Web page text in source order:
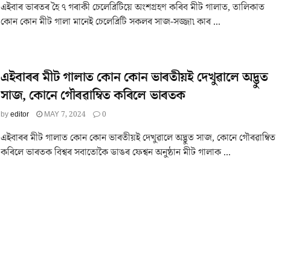
এইবাৰ ভাৰতৰ হৈ ৭ গৰাকী চেলেব্ৰিটিয়ে অংশগ্ৰহণ কৰিব মীট গালাত, তালিকাত
কোন কোন মীট গালা মানেই চেলেব্ৰিটি সকলৰ সাজ-সজ্জা৷ কাৰ ...
এইবাৰৰ মীট গালাত কোন কোন ভাৰতীয়ই দেখুৱালে অদ্ভুত
সাজ, কোনে গৌৰৱাম্বিত কৰিলে ভাৰতক
byeditor MAY 7, 2024 0
এইবাৰৰ মীট গালাত কোন কোন ভাৰতীয়ই দেখুৱালে অদ্ভুত সাজ, কোনে গৌৰৱাম্বিত
কৰিলে ভাৰতক বিশ্বৰ সবাতোকৈ ডাঙৰ ফেশ্বন অনুষ্ঠান মীট গালাক ...